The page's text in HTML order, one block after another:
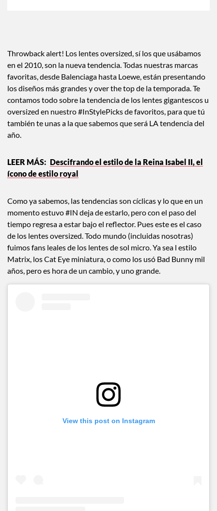
Throwback alert! Los lentes oversized, sí los que usábamos
en el 2010, son la nueva tendencia. Todas nuestras marcas
favoritas, desde Balenciaga hasta Loewe, están presentando
los diseños más grandes y over the top de la temporada. Te
contamos todo sobre la tendencia de los lentes gigantescos u
oversized en nuestro #InStylePicks de favoritos, para que tú
también te unas a la que sabemos que será LA tendencia del
año.
Descifrando el estilo de la Reina Isabel II, el
ícono de estilo royal
Como ya sabemos, las tendencias son cíclicas y lo que en un
momento estuvo #IN deja de estarlo, pero con el paso del
tiempo regresa a estar bajo el reflector. Pues este es el caso
de los lentes oversized. Todo mundo (incluidas nosotras)
fuimos fans leales de los lentes de sol micro. Ya sea l estilo
Matrix, los Cat Eye miniatura, o como los usó Bad Bunny mil
años, pero es hora de un cambio, y uno grande.
View this post on Instagram